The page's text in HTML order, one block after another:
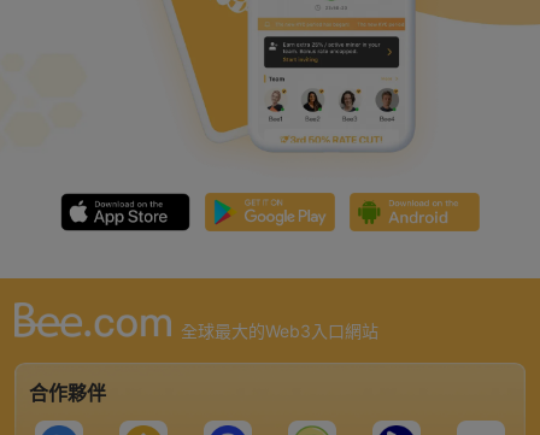
全球最大的Web3入口網站
合作夥伴